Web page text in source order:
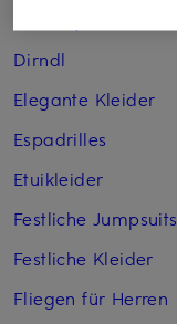
Dirndl
Elegante Kleider
Espadrilles
Etuikleider
Festliche Jumpsuits
Festliche Kleider
Fliegen für Herren